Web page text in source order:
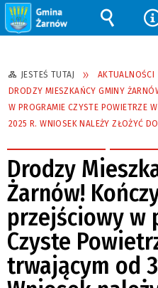
JESTEŚ TUTAJ AKTUALNOŚCI
DRODZY MIESZKAŃCY GMINY
W PROGRAMIE CZYSTE POWIETRZE
2025 R. WNIOSEK NALEŻY ZŁOŻYĆ
Drodzy
Żarnów!
przejściowy w
Czyste
trwającym od